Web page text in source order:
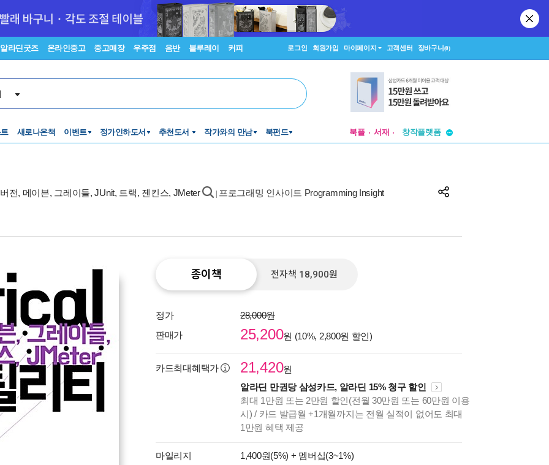
알라딘굿즈 온라인중고 중고매장 우주점 음반 블루레이 커피 로그인 회원가입 마이페이지 고객센터 장바구니(0)
새로나온책 이벤트 정가인하도서 추천도서 작가와의 만남 북펀드 북플 서재
창작플랫폼
전, 메이븐, 그레이들, JUnit, 트랙, 젠킨스, JMeter 프로그래밍 인사이트 Programming Insight
종이책 전자책 18,900원
정가
28,000원
판매가
25,200원 (10%, 2,800원 할인)
카드최대혜택가 21,420원
알라딘 만권당 삼성카드, 알라딘 15% 청구 할인
최대 1만원 또는 2만원 할인(전월 30만원 또는 60만원 이용
시) / 카드 발급월 +1개월까지는 전월 실적이 없어도 최대
1만원 혜택 제공
마일리지 1,400원(5%) + 멤버십(3~1%)